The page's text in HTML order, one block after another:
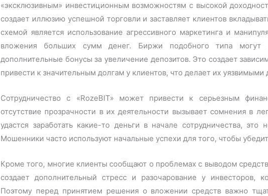
«эксклюзивным» инвестиционным возможностям с высокой
создает иллюзию успешной торговли и заставляет клиентов
схемой является использование агрессивного маркетинга и
вложения больших сумм денег. Биржи подобного типа могут
дополнительные бонусы за увеличение депозитов. Это создает
привести к значительным долгам у клиентов, что делает их
Сотрудничество с «RozeBIT» может привести к серьезным
отсутствие прозрачности в их деятельности вызывает сомнения в
удастся заработать какие-то деньги в начале сотрудничества,
Мошенники часто используют начальные успехи для того, чтобы
Кроме того, многие клиенты сообщают о проблемах с выводом
создает дополнительный стресс и разочарование у инвесторов,
Поэтому перед принятием решения о вложении средств важно